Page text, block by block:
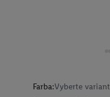
Farba:Vyberte variant